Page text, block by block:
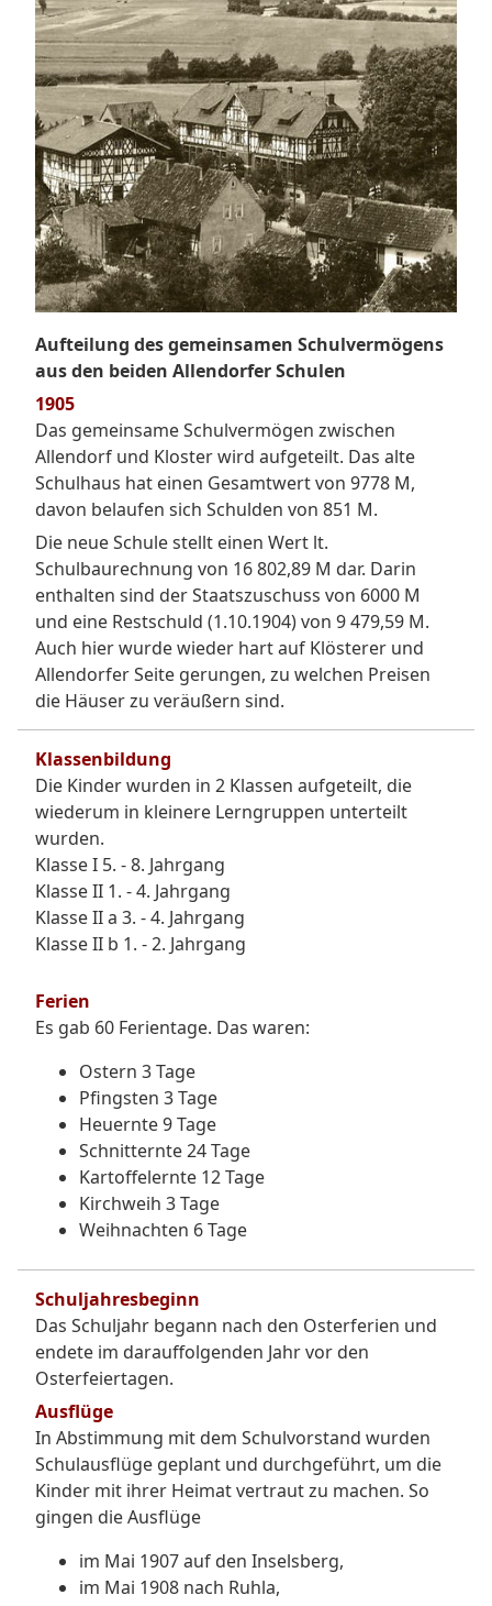
Aufteilung des gemeinsamen Schulvermögens
aus den beiden Allendorfer Schulen
1905
Das gemeinsame Schulvermögen zwischen
Allendorf und Kloster wird aufgeteilt. Das alte
Schulhaus hat einen Gesamtwert von 9778 M,
davon belaufen sich Schulden von 851 M.
Die neue Schule stellt einen Wert lt.
Schulbaurechnung von 16 802,89 M dar. Darin
enthalten sind der Staatszuschuss von 6000 M
und eine Restschuld (1.10.1904) von 9 479,59 M.
Auch hier wurde wieder hart auf Klösterer und
Allendorfer Seite gerungen, zu welchen Preisen
die Häuser zu veräußern sind.
Klassenbildung
Die Kinder wurden in 2 Klassen aufgeteilt, die
wiederum in kleinere Lerngruppen unterteilt
wurden.
Klasse I 5. - 8. Jahrgang
Klasse II 1. - 4. Jahrgang
Klasse II a 3. - 4. Jahrgang
Klasse II b 1. - 2. Jahrgang
Ferien
Es gab 60 Ferientage. Das waren:
Ostern 3 Tage
Pfingsten 3 Tage
Heuernte 9 Tage
Schnitternte 24 Tage
Kartoffelernte 12 Tage
Kirchweih 3 Tage
Weihnachten 6 Tage
Schuljahresbeginn
Das Schuljahr begann nach den Osterferien und
endete im darauffolgenden Jahr vor den
Osterfeiertagen.
Ausflüge
In Abstimmung mit dem Schulvorstand wurden
Schulausflüge geplant und durchgeführt, um die
Kinder mit ihrer Heimat vertraut zu machen. So
gingen die Ausflüge
im Mai 1907 auf den Inselsberg,
im Mai 1908 nach Ruhla,